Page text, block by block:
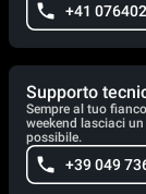
+41
Supporto
Sempre al tuo
weekend lasciaci
possibile.
+39 049